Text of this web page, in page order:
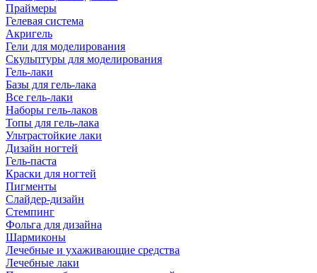
Праймеры
Гелевая система
Акригель
Гели для моделирования
Скульптуры для моделирования
Гель-лаки
Базы для гель-лака
Все гель-лаки
Наборы гель-лаков
Топы для гель-лака
Ультрастойкие лаки
Дизайн ногтей
Гель-паста
Краски для ногтей
Пигменты
Слайдер-дизайн
Стемпинг
Фольга для дизайна
Шармиконы
Лечебные и ухаживающие средства
Лечебные лаки